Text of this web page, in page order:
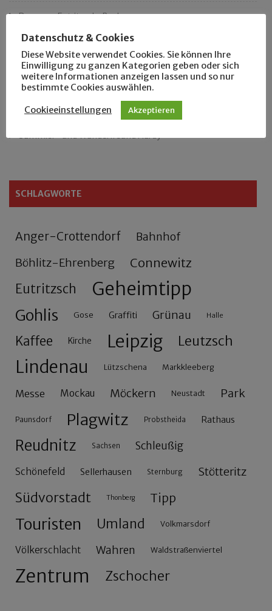
Das neue Eutritzsch-Buch
Rennfahrer in Schönefeld und Zschocher
Zu Fuß durch Anger-Crottendorf
Sammler- und Wanderfreund Hardy
SCHLAGWORTE
Anger-Crottendorf Bahnhof
Böhlitz-Ehrenberg Connewitz
Eutritzsch Geheimtipp
Gohlis Gose Graffiti Grünau Halle
Kaffee Kirche Leipzig Leutzsch
Lindenau Lützschena Markkleeberg
Messe Mockau Möckern Neustadt Park
Paunsdorf Plagwitz Probstheida Rathaus
Reudnitz Sachsen Schleußig
Schönefeld Sellerhausen Sternburg Stötteritz
Südvorstadt Thonberg Tipp
Touristen Umland Volkmarsdorf
Völkerschlacht Wahren Waldstraßenviertel
Zentrum Zschocher
Datenschutz & Cookies
Diese Website verwendet Cookies. Sie können Ihre
Einwilligung zu ganzen Kategorien geben oder sich
weitere Informationen anzeigen lassen und so nur
bestimmte Cookies auswählen.
Cookieeinstellungen Akzeptieren